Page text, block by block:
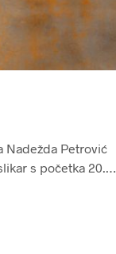
Nadežda Petrović
s početka 20.…